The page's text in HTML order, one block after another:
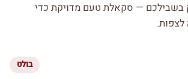
בשבילכם — סקאלת טעם מדויקת כדי
בולט